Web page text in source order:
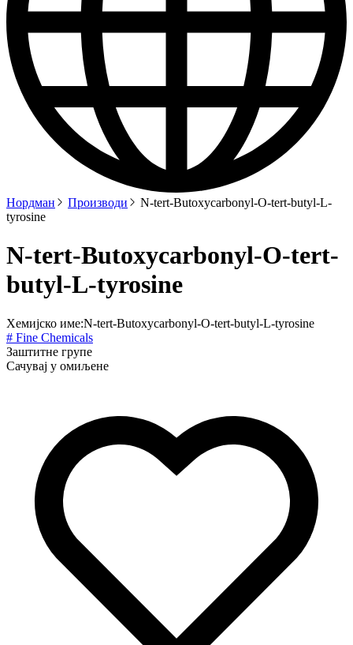
Нордман Производи
N-tert-Butoxycarbonyl-O-tert-butyl-L-
tyrosine
N-tert-Butoxycarbonyl-O-tert-
butyl-L-tyrosine
Хемијско име:N-tert-Butoxycarbonyl-O-tert-butyl-L-tyrosine
# Fine Chemicals
Заштитне групе
Сачувај у омиљене